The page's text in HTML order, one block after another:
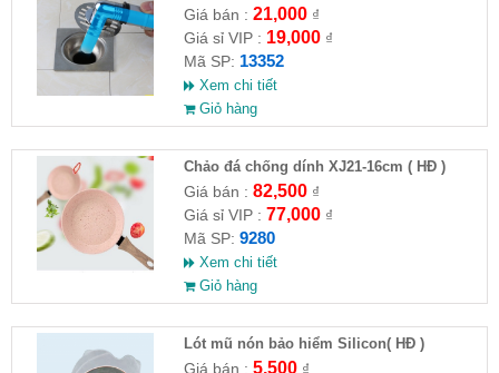
Giá bán : 21,000₫
Giá sỉ VIP : 19,000₫
Mã SP: 13352
Xem chi tiết
Giỏ hàng
Chảo đá chống dính XJ21-16cm ( HĐ )
Giá bán : 82,500₫
Giá sỉ VIP : 77,000₫
Mã SP: 9280
Xem chi tiết
Giỏ hàng
Lót mũ nón bảo hiểm Silicon( HĐ )
Giá bán : 5,500₫